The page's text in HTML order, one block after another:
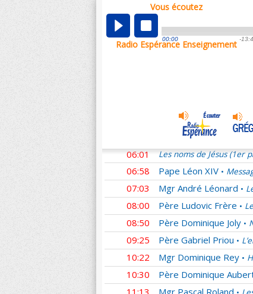
Vous écoutez
00:00 -
Radio Espérance Enseignement
00:01
00:58 Père Ludovic Frère •
01:11 Mgr Benoît Rivière
Père Emmanuel du
Père Guilmard
06:01 Les noms de Jésus (1er
06:58 Pape Léon XIV •
07:03 Mgr André Léonard •
08:00 Père Ludovic Frère •
08:50 Père Dominique Joly •
09:25 Père Gabriel Priou •
10:22 Mgr Dominique Rey •
10:30 Père Dominique
11:13 Mgr Pascal Roland